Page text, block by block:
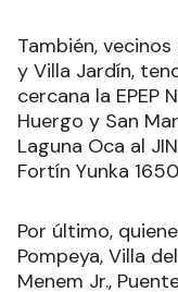
También,
y Villa Jardín,
cercana la EPEP
Huergo y San
Laguna Oca al
Fortín Yunka
Por último,
Pompeya, Villa
Menem Jr.,